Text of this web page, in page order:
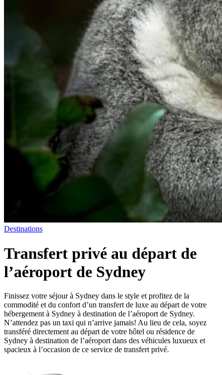
Destinations
Transfert privé au départ de
l’aéroport de Sydney
Finissez votre séjour à Sydney dans le style et profitez de la
commodité et du confort d’un transfert de luxe au départ de votre
hébergement à Sydney à destination de l’aéroport de Sydney.
N’attendez pas un taxi qui n’arrive jamais! Au lieu de cela, soyez
transféré directement au départ de votre hôtel ou résidence de
Sydney à destination de l’aéroport dans des véhicules luxueux et
spacieux à l’occasion de ce service de transfert privé.